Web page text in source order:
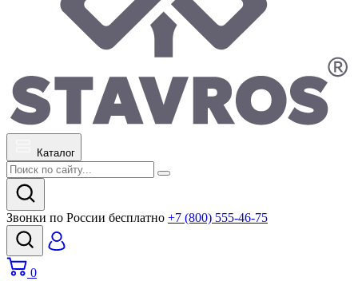
Каталог
Звонки по России бесплатно +7 (800) 555-46-75
0